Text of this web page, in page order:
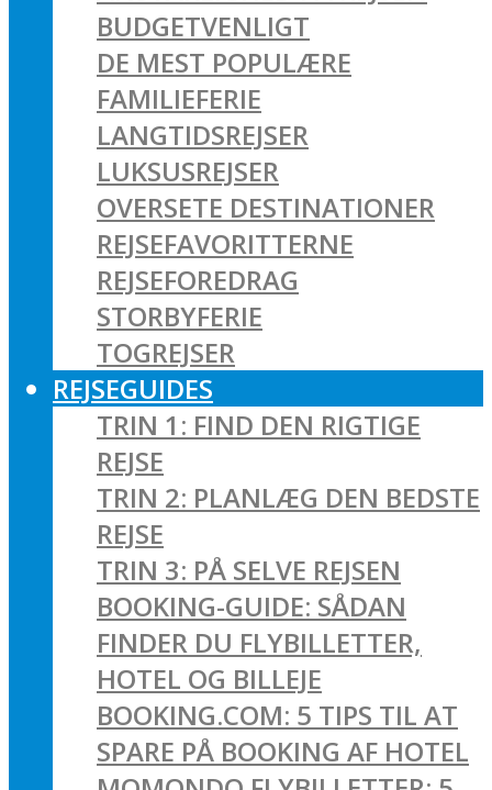
BUDGETVENLIGT
DE MEST POPULÆRE
FAMILIEFERIE
LANGTIDSREJSER
LUKSUSREJSER
OVERSETE DESTINATIONER
REJSEFAVORITTERNE
REJSEFOREDRAG
STORBYFERIE
TOGREJSER
REJSEGUIDES
TRIN 1: FIND DEN RIGTIGE
REJSE
TRIN 2: PLANLÆG DEN BEDSTE
REJSE
TRIN 3: PÅ SELVE REJSEN
BOOKING-GUIDE: SÅDAN
FINDER DU FLYBILLETTER,
HOTEL OG BILLEJE
BOOKING.COM: 5 TIPS TIL AT
SPARE PÅ BOOKING AF HOTEL